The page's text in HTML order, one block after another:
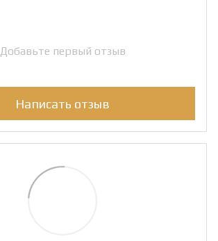
Добавьте первый отзыв
Написать отзыв